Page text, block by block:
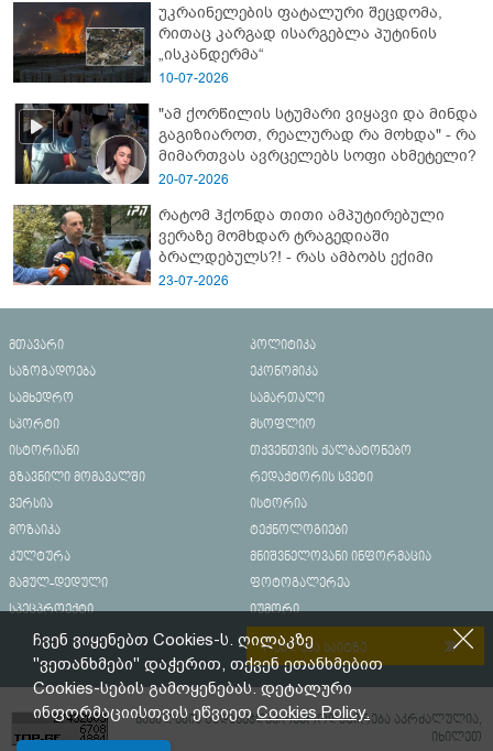
უკრაინელების ფატალური შეცდომა,
რითაც კარგად ისარგებლა პუტინის
„ისკანდერმა“
10-07-2026
"ამ ქორწილის სტუმარი ვიყავი და მინდა
გაგიზიაროთ, რეალურად რა მოხდა" - რა
მიმართვას ავრცელებს სოფი ახმეტელი?
20-07-2026
რატომ ჰქონდა თითი ამპუტირებული
ვერაზე მომხდარ ტრაგედიაში
ბრალდებულს?! - რას ამბობს ექიმი
23-07-2026
მთავარი
პოლიტიკა
საზოგადოება
ეკონომიკა
სამხედრო
სამართალი
სპორტი
მსოფლიო
ისტორიანი
თქვენთვის ქალბატონებო
გზავნილი მომავალში
რედაქტორის სვეტი
ვერსია
ისტორია
მოზაიკა
ტექნოლოგიები
კულტურა
მნიშვნელოვანი ინფორმაცია
მამულ-დედული
ფოტოგალერეა
სპეცპროექტი
იუმორი
რეკლამა საიტზე
მასალების გადაბეჭდვა/რეპროდუცირება აკრძალულია,
იხილეთ
ჩვენ ვიყენებთ Cookies-ს. ღილაკზე
"ვეთანხმები" დაჭერით, თქვენ ეთანხმებით
Cookies-სების გამოყენებას. დეტალური
ინფორმაციისთვის ეწვიეთCookies Policy.